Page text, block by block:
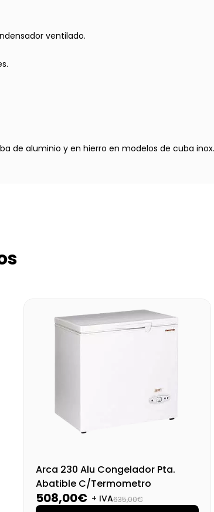
ventilado.
de aluminio y en hierro en modelos de cuba inox.
Arca 230 Alu Congelador Pta.
Abatible C/Termometro
508,00€ + IVA635,00€